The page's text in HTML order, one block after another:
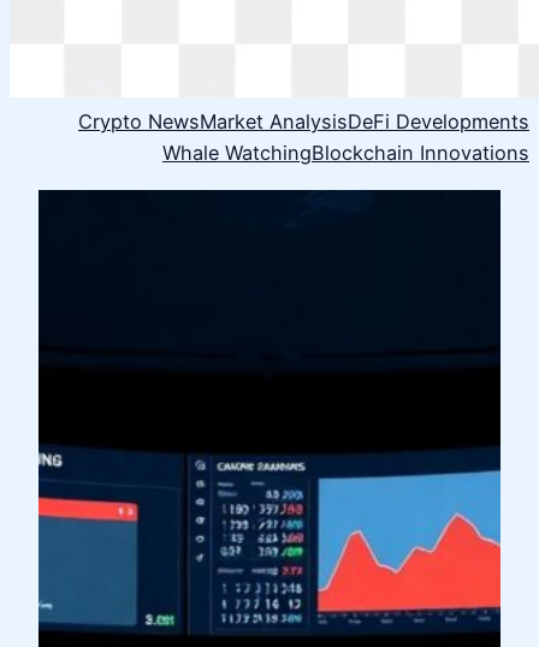
Crypto NewsMarket AnalysisDeFi Developments
Whale WatchingBlockchain Innovations